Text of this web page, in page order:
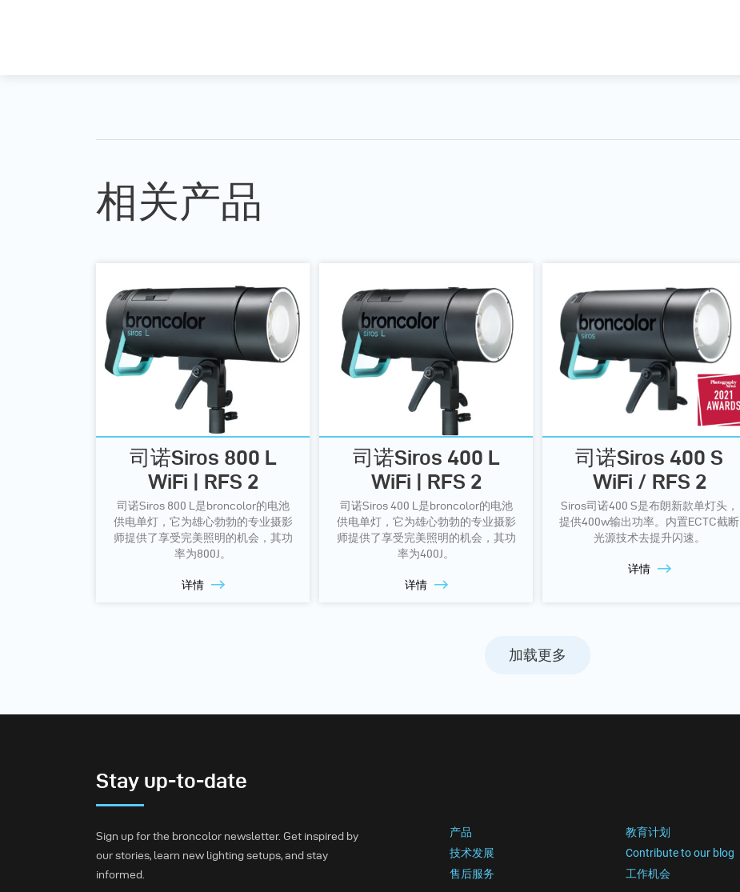
相关产品
司诺Siros 800 L
WiFi | RFS 2
司诺Siros 800 L是broncolor的电池
供电单灯，它为雄心勃勃的专业摄影
师提供了享受完美照明的机会，其功
率为800J。
详情
司诺Siros 400 L
WiFi | RFS 2
司诺Siros 400 L是broncolor的电池
供电单灯，它为雄心勃勃的专业摄影
师提供了享受完美照明的机会，其功
率为400J。
详情
司诺Siros 400 S
WiFi / RFS 2
Siros司诺400 S是布朗新款单灯头，
提供400w输出功率。内置ECTC截断
光源技术去提升闪速。
详情
加载更多
Stay up-to-date
Sign up for the broncolor newsletter. Get inspired by
our stories, learn new lighting setups, and stay
informed.
产品 教育计划
技术发展
Contribute to our blog
售后服务
工作机会